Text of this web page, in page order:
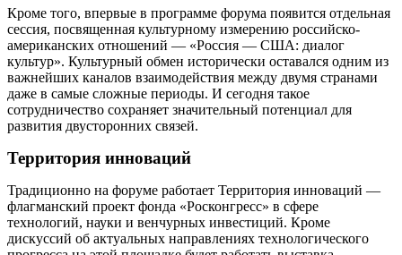
Кроме того, впервые в прог­рамме форума появится отдельная
сессия, посвященная культурному измерению российско-
американских отношений — «Россия — США: диалог
культур». Культурный обмен исторически оставался одним из
важнейших каналов взаимодействия между двумя странами
даже в самые сложные периоды. И сегодня такое
сотрудничество сохраняет значительный потенциал для
развития двусторонних связей.
Территория инноваций
Традиционно на форуме работает Территория инноваций —
флагманский проект фонда «Рос­конгресс» в сфере
технологий, науки и венчурных инвестиций. Кроме
дискуссий об актуальных направлениях технологического